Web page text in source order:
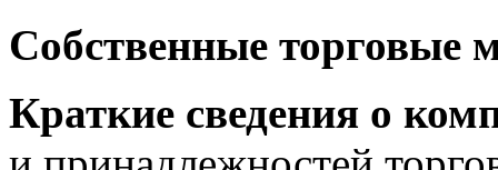
Собственные торговые
Краткие сведения о